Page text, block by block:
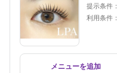
提示条件：
利用条件：
メニューを追加